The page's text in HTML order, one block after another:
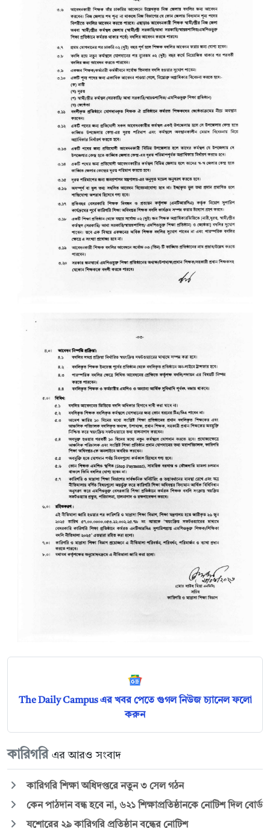
The Daily Campus এর খবর পেতে গুগল নিউজ চ্যানেল ফলো
করুন
কারিগরি এর আরও সংবাদ
কারিগরি শিক্ষা অধিদপ্তরে নতুন ৩ সেল গঠন
কেন পাঠদান বন্ধ হবে না, ৬২১ শিক্ষাপ্রতিষ্ঠানকে নোটিশ দিল বোর্ড
যশোরের ২৯ কারিগরি প্রতিষ্ঠান বন্ধের নোটিশ